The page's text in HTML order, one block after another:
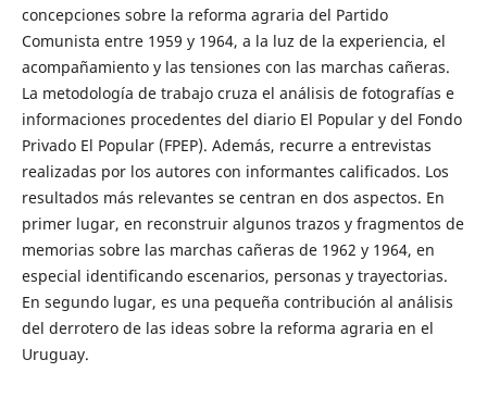
concepciones sobre la reforma agraria del Partido
Comunista entre 1959 y 1964, a la luz de la experiencia, el
acompañamiento y las tensiones con las marchas cañeras.
La metodología de trabajo cruza el análisis de fotografías e
informaciones procedentes del diario El Popular y del Fondo
Privado El Popular (FPEP). Además, recurre a entrevistas
realizadas por los autores con informantes calificados. Los
resultados más relevantes se centran en dos aspectos. En
primer lugar, en reconstruir algunos trazos y fragmentos de
memorias sobre las marchas cañeras de 1962 y 1964, en
especial identificando escenarios, personas y trayectorias.
En segundo lugar, es una pequeña contribución al análisis
del derrotero de las ideas sobre la reforma agraria en el
Uruguay.